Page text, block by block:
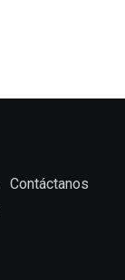
Contáctanos